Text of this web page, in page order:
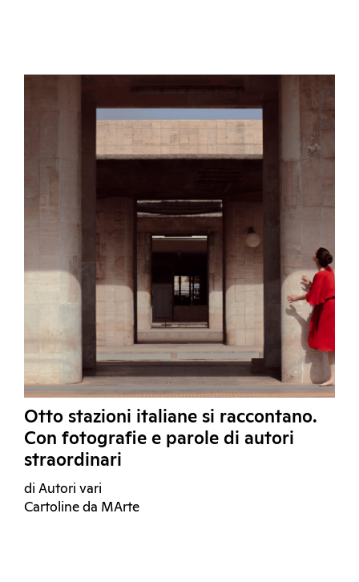
Otto stazioni italiane si raccontano.
Con fotografie e parole di autori
straordinari
di Autori vari
Cartoline da MArte